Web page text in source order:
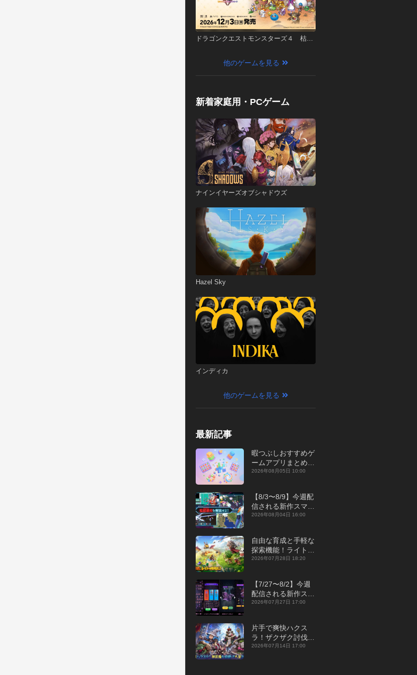
ドラゴンクエストモンスターズ４ 枯れ
他のゲームを見る
新着家庭用・PCゲーム
ナインイヤーズオブシャドウズ
Hazel Sky
インディカ
他のゲームを見る
最新記事
暇つぶしおすすめゲ
ームアプリまとめ｜
オフライン対応あり
2026年08月05日 10:00
【8/3〜8/9】今週配
信される新作スマホ
ゲームをまとめてお
2026年08月04日 16:00
自由な育成と手軽な
探索機能！ライトカ
ジュアルMMORPG
P】
2026年07月28日 18:20
【7/27〜8/2】今週
配信される新作スマ
ホゲームをまとめて
2026年07月27日 17:00
片手で爽快ハクス
ラ！ザクザク討伐し
て神装備を集める放
2026年07月14日 17:00